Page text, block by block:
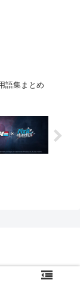
語集まとめ